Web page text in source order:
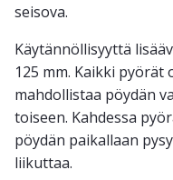
seisova.
Käytännöllisyyttä
125 mm. Kaikki pyörät
mahdollistaa pöydän
toiseen. Kahdessa
pöydän paikallaan
liikuttaa.